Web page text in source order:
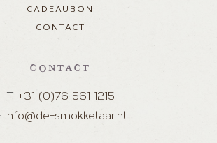
CADEAUBON
CONTACT
CONTACT
T +31 (0)76 561 1215
info@de-smokkelaar.nl